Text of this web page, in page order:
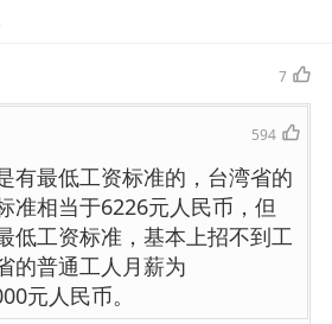
7
594
有最低工资标准的，台湾省的
准相当于6226元人民币，但
低工资标准，基本上招不到工
的普通工人月薪为
元人民币。